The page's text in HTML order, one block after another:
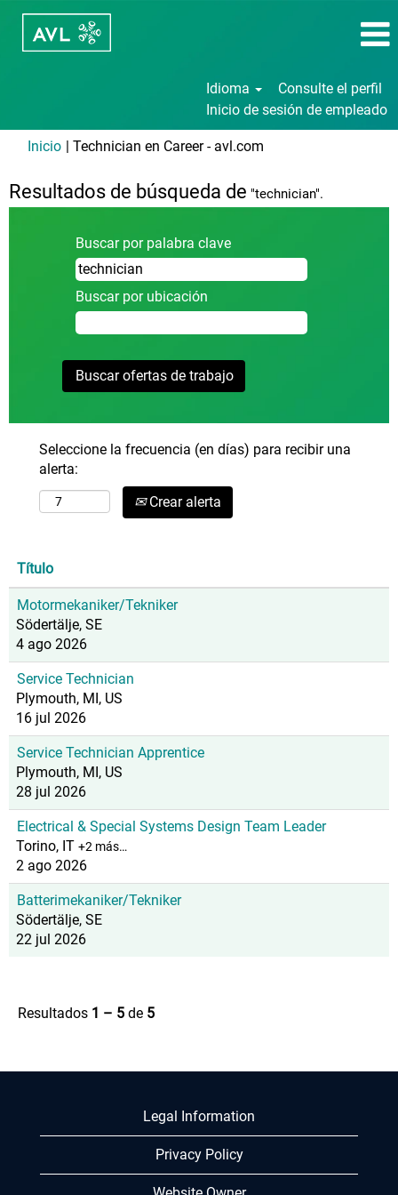
Idioma
Consulte el perfil
Inicio de sesión de empleado
Inicio | Technician en Career - avl.com
Resultados de búsqueda de "technician".
Buscar por palabra clave
Buscar por ubicación
Seleccione la frecuencia (en días) para recibir una
alerta:
Crear alerta
Título
Motormekaniker/Tekniker
Södertälje, SE
4 ago 2026
Service Technician
Plymouth, MI, US
16 jul 2026
Service Technician Apprentice
Plymouth, MI, US
28 jul 2026
Electrical & Special Systems Design Team Leader
Torino, IT +2 más…
2 ago 2026
Batterimekaniker/Tekniker
Södertälje, SE
22 jul 2026
Resultados 1 – 5 de 5
Legal Information
Privacy Policy